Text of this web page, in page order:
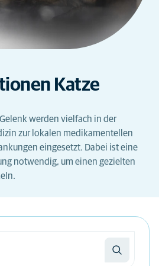
Katze
werden vielfach in der
zur lokalen medikamentellen
eingesetzt. Dabei ist eine
notwendig, um einen gezielten